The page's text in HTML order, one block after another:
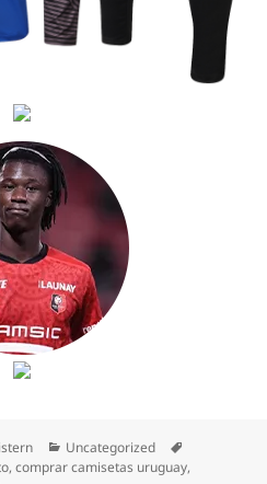
Autor
istern Categorías
Uncategorized
,comprar camisetas uruguay,